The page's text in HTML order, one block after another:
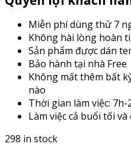
Miễn phí dùng thử 7
Không hài lòng hoàn
Sản phẩm được dán
Bảo hành tại nhà Free
Không mất thêm bất
nào
Thời gian làm việc:
Làm việc cả buổi tối
298 in stock